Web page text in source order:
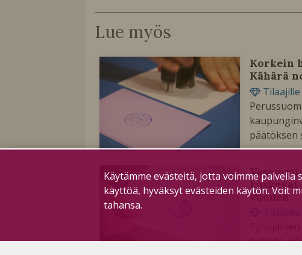
Lue myös
Korkein
Kähärä
Tilaajille
päätöksen
vuoden
hallinto-
Käytämme evästeitä, jotta voimme palvella
käyttöä, hyväksyt evästeiden käytön. Voit
tahansa.